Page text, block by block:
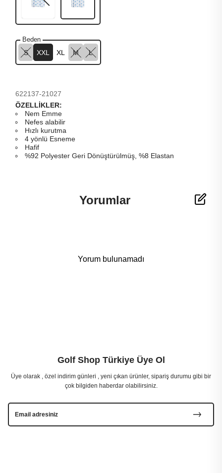
Beden
S XXL XL M L
622137-21027
ÖZELLİKLER:
Nem Emme
Nefes alabilir
Hızlı kurutma
4 yönlü Esneme
Hafif
%92 Polyester Geri Dönüştürülmüş, %8 Elastan
Yorumlar
Yorum bulunamadı
Golf Shop Türkiye Üye Ol
Üye olarak , özel indirim günleri , yeni çıkan ürünler, sipariş durumu gibi bir
çok bilgiden haberdar olabilirsiniz.